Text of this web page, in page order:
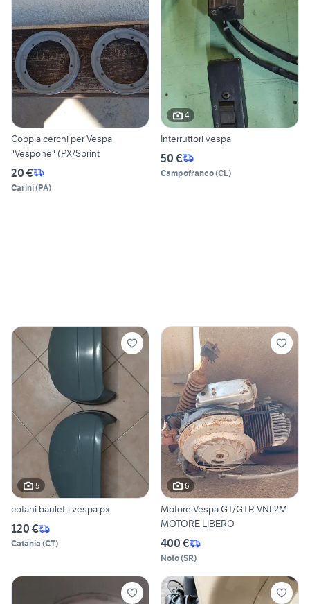
Coppia cerchi per Vespa
"Vespone" (PX/Sprint
20 €
Carini(PA)
4
Interruttori vespa
50 €
Campofranco(CL)
5
cofani bauletti vespa px
120 €
Catania (CT)
6
Motore Vespa GT/GTR VNL2M
MOTORE LIBERO
400 €
Noto(SR)